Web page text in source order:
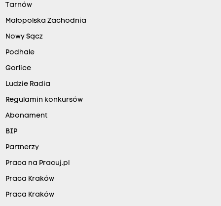
Tarnów
Małopolska Zachodnia
Nowy Sącz
Podhale
Gorlice
Ludzie Radia
Regulamin konkursów
Abonament
BIP
Partnerzy
Praca na Pracuj.pl
Praca Kraków
Praca Kraków